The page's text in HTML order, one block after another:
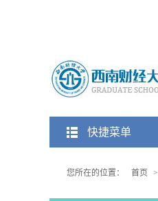
快捷菜单
您所在的位置： 首页 >